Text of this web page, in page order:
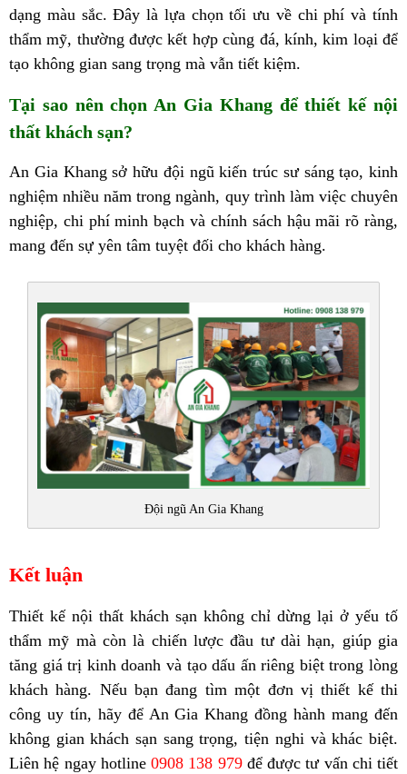
dạng màu sắc. Đây là lựa chọn tối ưu về chi phí và tính
thẩm mỹ, thường được kết hợp cùng đá, kính, kim loại để
tạo không gian sang trọng mà vẫn tiết kiệm.
Tại sao nên chọn An Gia Khang để thiết kế nội
thất khách sạn?
An Gia Khang sở hữu đội ngũ kiến trúc sư sáng tạo, kinh
nghiệm nhiều năm trong ngành, quy trình làm việc chuyên
nghiệp, chi phí minh bạch và chính sách hậu mãi rõ ràng,
mang đến sự yên tâm tuyệt đối cho khách hàng.
Đội ngũ An Gia Khang
Kết luận
Thiết kế nội thất khách sạn không chỉ dừng lại ở yếu tố
thẩm mỹ mà còn là chiến lược đầu tư dài hạn, giúp gia
tăng giá trị kinh doanh và tạo dấu ấn riêng biệt trong lòng
khách hàng. Nếu bạn đang tìm một đơn vị thiết kế thi
công uy tín, hãy để An Gia Khang đồng hành mang đến
không gian khách sạn sang trọng, tiện nghi và khác biệt.
Liên hệ ngay hotline 0908 138 979để được tư vấn chi tiết